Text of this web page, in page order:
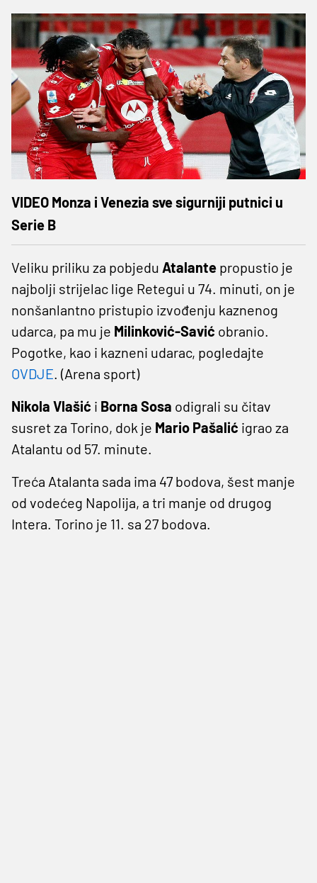
VIDEO Monza i Venezia sve sigurniji putnici u
Serie B
Veliku priliku za pobjedu Atalante propustio je
najbolji strijelac lige Retegui u 74. minuti, on je
nonšanlantno pristupio izvođenju kaznenog
udarca, pa mu je Milinković-Savić obranio.
Pogotke, kao i kazneni udarac, pogledajte
OVDJE. (Arena sport)
Nikola Vlašić i Borna Sosa odigrali su čitav
susret za Torino, dok je Mario Pašalić igrao za
Atalantu od 57. minute.
Treća Atalanta sada ima 47 bodova, šest manje
od vodećeg Napolija, a tri manje od drugog
Intera. Torino je 11. sa 27 bodova.